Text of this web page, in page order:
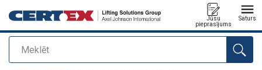
Meklēt
Jūsu
pieprasījums
Saturs
Pievienots jūsu pasūtījumam